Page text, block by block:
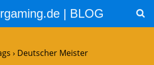
| BLOG
› Deutscher Meister